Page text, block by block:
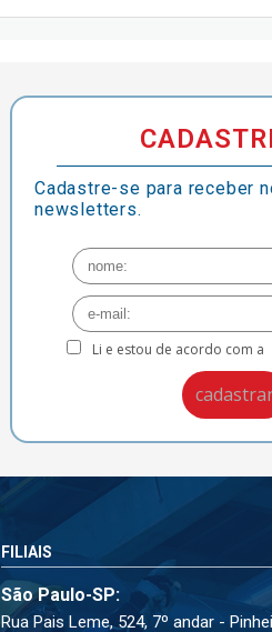
Cadastre-se para receber
newsletters.
Li e estou de acordo com a
FILIAIS
São Paulo-SP:
Rua Pais Leme, 524, 7º andar -